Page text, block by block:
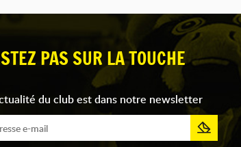
PAS SUR LA TOUCHE
du club est dans notre newsletter